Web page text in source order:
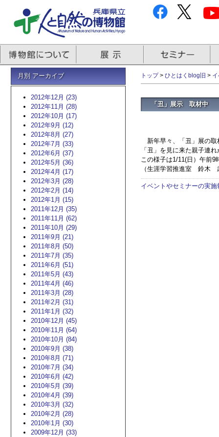
月別 アーカイブ
2012年12月 (23)
2012年11月 (28)
2012年10月 (17)
2012年9月 (12)
2012年8月 (27)
2012年7月 (33)
2012年6月 (37)
2012年5月 (36)
2012年4月 (17)
2012年3月 (28)
2012年2月 (14)
2012年1月 (15)
2011年12月 (35)
2011年11月 (62)
2011年10月 (29)
2011年9月 (21)
2011年8月 (50)
2011年7月 (35)
2011年6月 (51)
2011年5月 (43)
2011年4月 (46)
2011年3月 (28)
2011年2月 (31)
2011年1月 (32)
2010年12月 (45)
2010年11月 (64)
2010年10月 (84)
2010年9月 (38)
2010年8月 (71)
2010年7月 (34)
2010年6月 (42)
2010年5月 (39)
2010年4月 (39)
2010年3月 (32)
2010年2月 (28)
2010年1月 (30)
2009年12月 (33)
トップ> ひとはくblog旧 >
「丑」展示 取材中
新年早々、「丑」展の取
「丑」を見に来た親子連
この様子は1/11(日）午前9
（生涯学習推進室 鈴木
イベントやセミナーの実施